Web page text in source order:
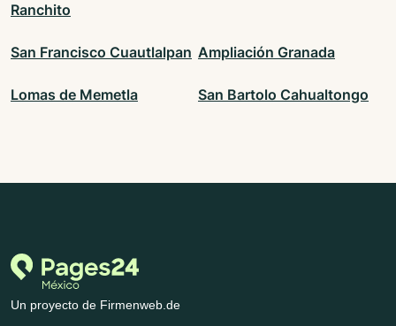
Ranchito
San Francisco Cuautlalpan Ampliación Granada
Lomas de Memetla San Bartolo Cahualtongo
Un proyecto de Firmenweb.de